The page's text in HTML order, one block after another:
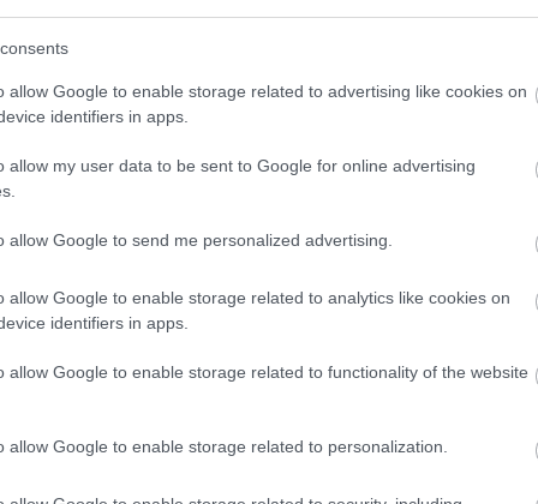
allow Google to enable storage related to advertising like cookies on
identifiers in apps.
allow my user data to be sent to Google for online advertising
allow Google to send me personalized advertising.
allow Google to enable storage related to analytics like cookies on
identifiers in apps.
allow Google to enable storage related to functionality of the website
allow Google to enable storage related to personalization.
της Κέλλυς Βρανάκη για το πώς βίωσε τη
ο Akylas παραδέχθηκε πως ακόμη δεν έχει
πλήρως όσα συνέβησαν.
δεν κατάλαβα. Δηλαδή εγώ όταν κατέβηκα
έκανα;”. Δεν θυμάμαι τίποτα. Θέλω να πάω να
τα πήγα, τι έγινε, αλλά το ένιωσα τόσο
ιδιαίτερα στην ενέργεια που πήρε από το
είχαν προηγηθεί.
ούρλιαζε και αυτό μου έδωσε τόση δύναμη.
με τις πρόβες που είναι άδειος ο χώρος
ήταν τρελός»,είπε.